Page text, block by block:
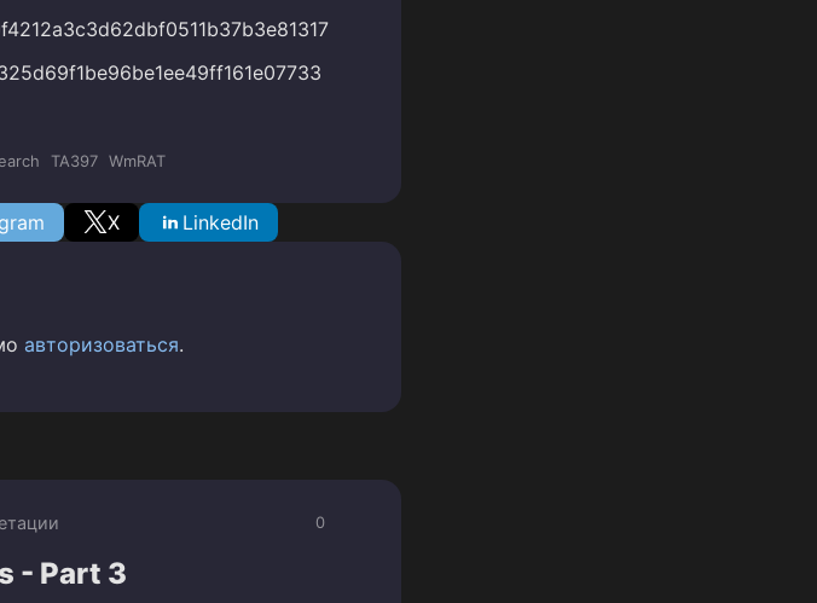
TA397 WmRAT
X LinkedIn
авторизоваться.
0
- Part 3